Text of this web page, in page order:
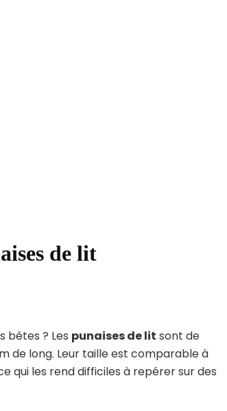
de lit
bêtes ? Les punaises de lit sont de
de long. Leur taille est comparable à
qui les rend difficiles à repérer sur des